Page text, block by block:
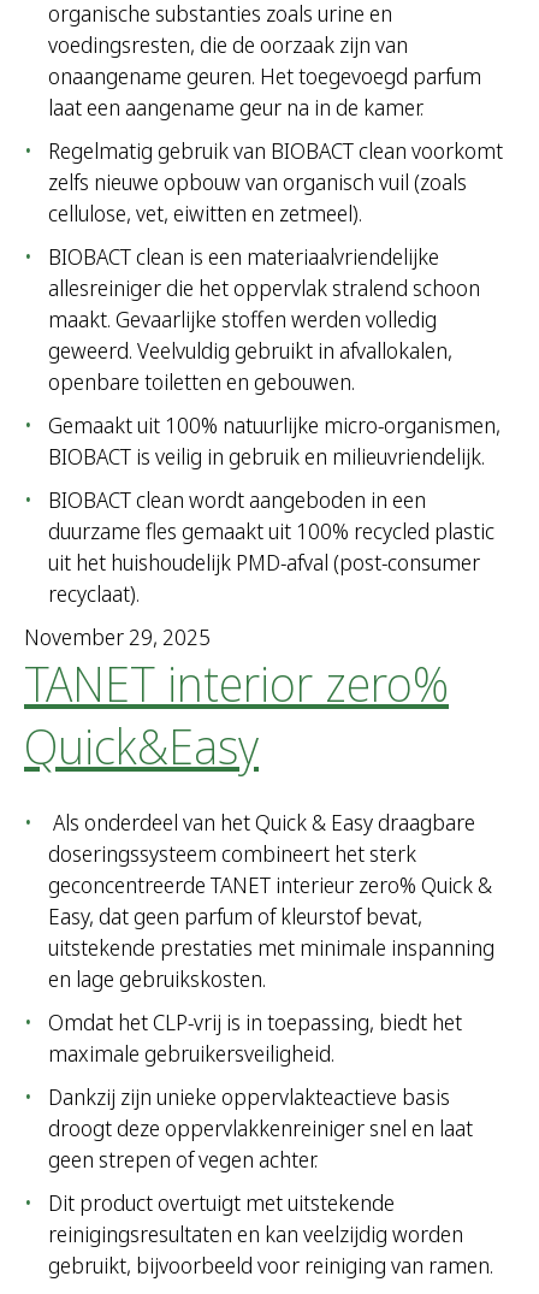
organische substanties zoals urine en
voedingsresten, die de oorzaak zijn van
onaangename geuren. Het toegevoegd parfum
laat een aangename geur na in de kamer.
Regelmatig gebruik van BIOBACT clean voorkomt
zelfs nieuwe opbouw van organisch vuil (zoals
cellulose, vet, eiwitten en zetmeel).
BIOBACT clean is een materiaalvriendelijke
allesreiniger die het oppervlak stralend schoon
maakt. Gevaarlijke stoffen werden volledig
geweerd. Veelvuldig gebruikt in afvallokalen,
openbare toiletten en gebouwen.
Gemaakt uit 100% natuurlijke micro-organismen,
BIOBACT is veilig in gebruik en milieuvriendelijk.
BIOBACT clean wordt aangeboden in een
duurzame fles gemaakt uit 100% recycled plastic
uit het huishoudelijk PMD-afval (post-consumer
recyclaat).
November 29, 2025
TANET interior zero%
Quick&Easy
Als onderdeel van het Quick & Easy draagbare
doseringssysteem combineert het sterk
geconcentreerde TANET interieur zero% Quick &
Easy, dat geen parfum of kleurstof bevat,
uitstekende prestaties met minimale inspanning
en lage gebruikskosten.
Omdat het CLP-vrij is in toepassing, biedt het
maximale gebruikersveiligheid.
Dankzij zijn unieke oppervlakteactieve basis
droogt deze oppervlakkenreiniger snel en laat
geen strepen of vegen achter.
Dit product overtuigt met uitstekende
reinigingsresultaten en kan veelzijdig worden
gebruikt, bijvoorbeeld voor reiniging van ramen.